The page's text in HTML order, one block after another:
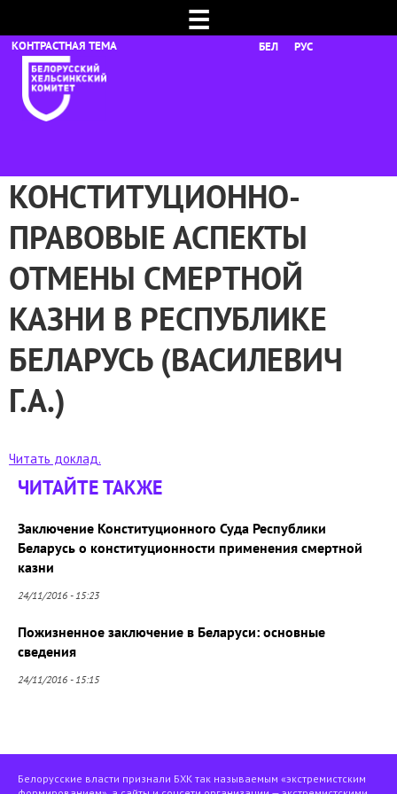
☰
БЕЛ РУС
КОНСТИТУЦИОННО-
ПРАВОВЫЕ АСПЕКТЫ
ОТМЕНЫ СМЕРТНОЙ
КАЗНИ В РЕСПУБЛИКЕ
БЕЛАРУСЬ (ВАСИЛЕВИЧ
Г.А.)
Читать доклад.
ЧИТАЙТЕ ТАКЖЕ
Заключение Конституционного Суда Республики
Беларусь о конституционности применения смертной
казни
24/11/2016 - 15:23
Пожизненное заключение в Беларуси: основные
сведения
24/11/2016 - 15:15
Белорусские власти признали БХК так называемым «экстремистским